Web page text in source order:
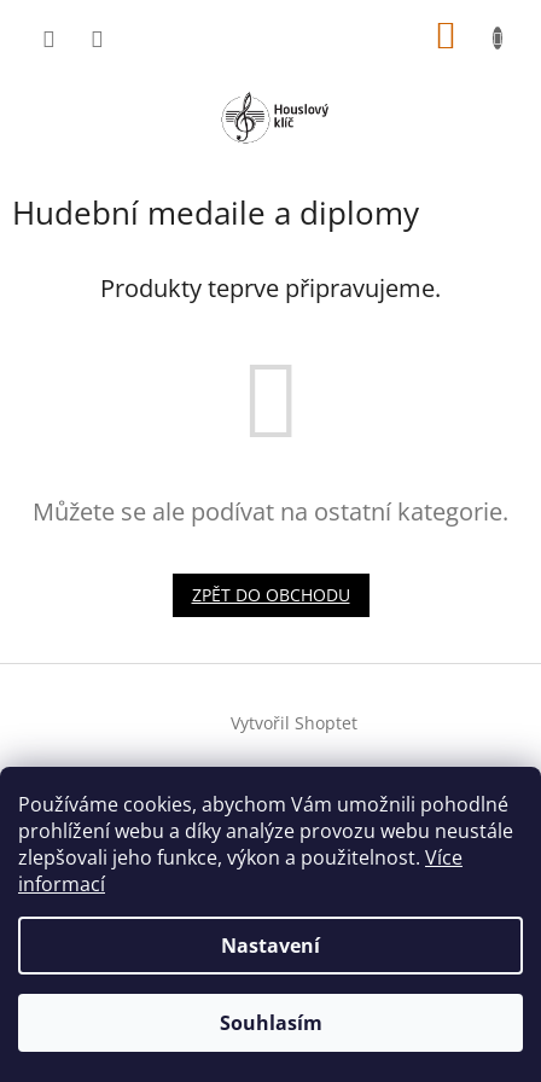
Používáme cookies, abychom Vám umožnili pohodlné
prohlížení webu a díky analýze provozu webu neustále
zlepšovali jeho funkce, výkon a použitelnost. Více
informací
Nastavení
Souhlasím
Hudební medaile a diplomy
Produkty teprve připravujeme.
Můžete se ale podívat na ostatní kategorie.
ZPĚT DO OBCHODU
Z
a
t
Vytvořil Shoptet
Copyright 2026houslovyklic.cz . Všechna práva vyhrazena.